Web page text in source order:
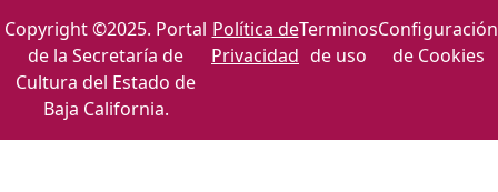
Copyright ©2025. Portal
de la Secretaría de
Cultura del Estado de
Baja California.
Política de
Privacidad
Terminos
de uso
Configuración
de Cookies